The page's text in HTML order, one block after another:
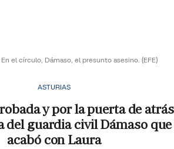
En el círculo, Dámaso, el presunto asesino. (EFE)
ASTURIAS
y por la puerta de
del guardia civil Dámaso que
acabó con Laura